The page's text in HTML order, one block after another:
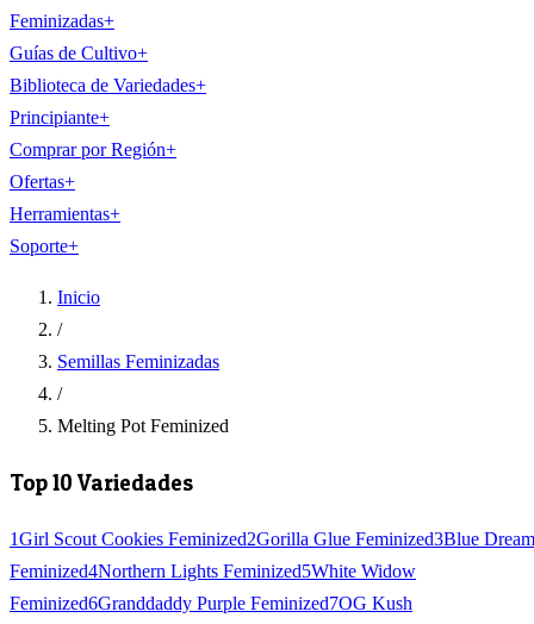
Feminizadas+
Guías de Cultivo+
Biblioteca de Variedades+
Principiante+
Comprar por Región+
Ofertas+
Herramientas+
Soporte+
Inicio
/
Semillas Feminizadas
/
Melting Pot Feminized
Top 10 Variedades
1Girl Scout Cookies Feminized2Gorilla Glue Feminized3Blue Dream
Feminized4Northern Lights Feminized5White Widow
Feminized6Granddaddy Purple Feminized7OG Kush